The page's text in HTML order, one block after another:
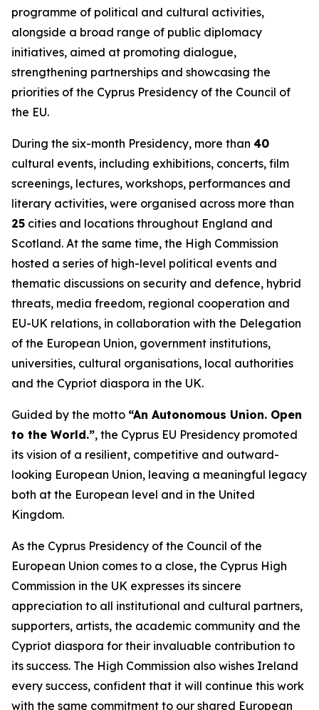
programme of political and cultural activities,
alongside a broad range of public diplomacy
initiatives, aimed at promoting dialogue,
strengthening partnerships and showcasing the
priorities of the Cyprus Presidency of the Council of
the EU.
During the six-month Presidency, more than 40
cultural events, including exhibitions, concerts, film
screenings, lectures, workshops, performances and
literary activities, were organised across more than
25 cities and locations throughout England and
Scotland. At the same time, the High Commission
hosted a series of high-level political events and
thematic discussions on security and defence, hybrid
threats, media freedom, regional cooperation and
EU-UK relations, in collaboration with the Delegation
of the European Union, government institutions,
universities, cultural organisations, local authorities
and the Cypriot diaspora in the UK.
Guided by the motto “An Autonomous Union. Open
to the World.”, the Cyprus EU Presidency promoted
its vision of a resilient, competitive and outward-
looking European Union, leaving a meaningful legacy
both at the European level and in the United
Kingdom.
As the Cyprus Presidency of the Council of the
European Union comes to a close, the Cyprus High
Commission in the UK expresses its sincere
appreciation to all institutional and cultural partners,
supporters, artists, the academic community and the
Cypriot diaspora for their invaluable contribution to
its success. The High Commission also wishes Ireland
every success, confident that it will continue this work
with the same commitment to our shared European